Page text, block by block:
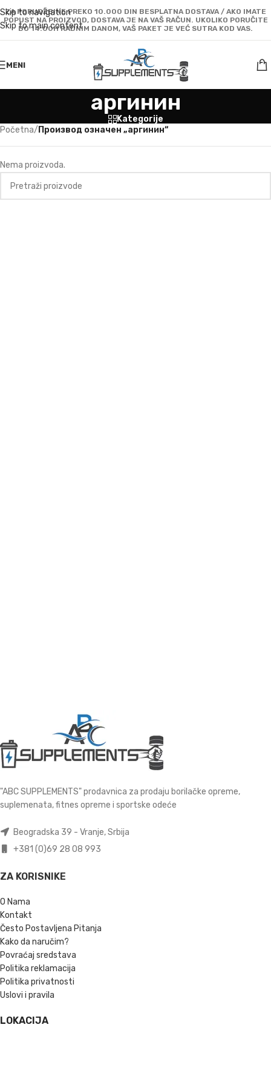
Skip to navigation
Skip to main content
ZA PORUDŽBINE PREKO 10.000 DIN BESPLATNA DOSTAVA / AKO IMATE
POPUST NA PROIZVOD, DOSTAVA JE NA VAŠ RAČUN. UKOLIKO PORUČITE
DO 14:00H RADNIM DANOM, VAŠ PAKET JE VEĆ SUTRA KOD VAS.
MENI
аргинин
Kategorije
Početna/ Производ oзначен „аргинин“
Nema proizvoda.
"ABC SUPPLEMENTS" prodavnica za prodaju borilačke opreme,
suplemenata, fitnes opreme i sportske odeće
Beogradska 39 - Vranje, Srbija
+381 (0)69 28 08 993
ZA KORISNIKE
O Nama
Kontakt
Često Postavljena Pitanja
Kako da naručim?
Povraćaj sredstava
Politika reklamacija
Politika privatnosti
Uslovi i pravila
LOKACIJA